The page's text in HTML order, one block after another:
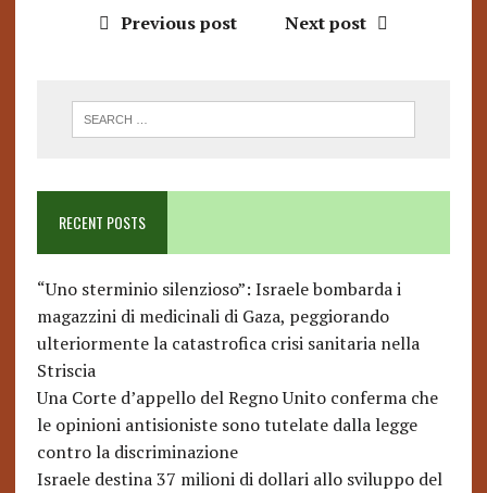
Previous post Next post
RECENT POSTS
“Uno sterminio silenzioso”: Israele bombarda i
magazzini di medicinali di Gaza, peggiorando
ulteriormente la catastrofica crisi sanitaria nella
Striscia
Una Corte d’appello del Regno Unito conferma che
le opinioni antisioniste sono tutelate dalla legge
contro la discriminazione
Israele destina 37 milioni di dollari allo sviluppo del